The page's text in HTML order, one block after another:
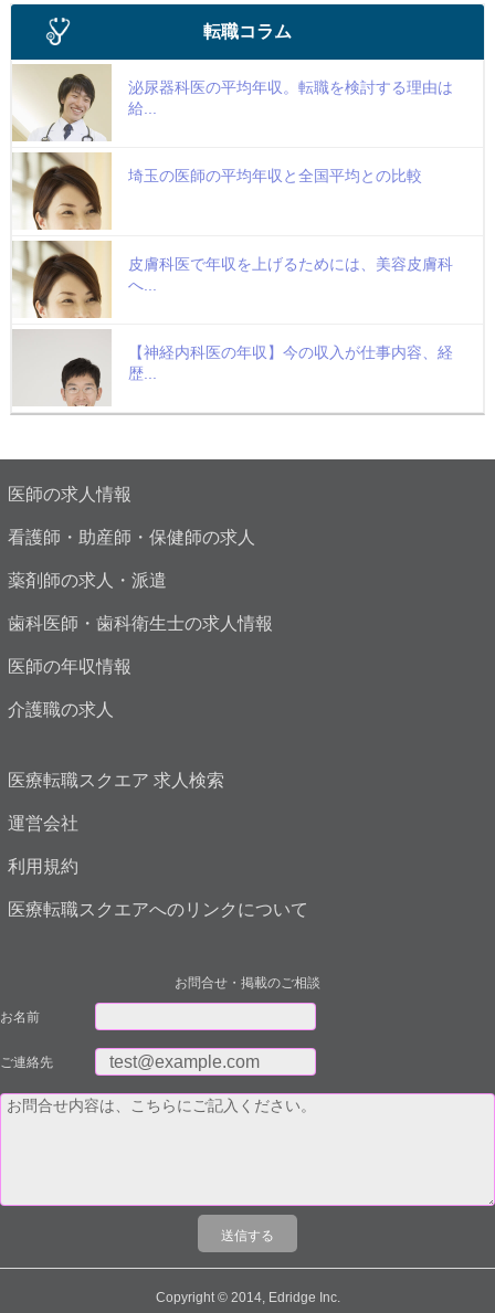
転職コラム
泌尿器科医の平均年収。転職を検討する理由は
給...
埼玉の医師の平均年収と全国平均との比較
皮膚科医で年収を上げるためには、美容皮膚科
へ...
【神経内科医の年収】今の収入が仕事内容、経
歴...
医師の求人情報
看護師・助産師・保健師の求人
薬剤師の求人・派遣
歯科医師・歯科衛生士の求人情報
医師の年収情報
介護職の求人
医療転職スクエア 求人検索
運営会社
利用規約
医療転職スクエアへのリンクについて
お問合せ・掲載のご相談
お名前
ご連絡先
Copyright © 2014, Edridge Inc.